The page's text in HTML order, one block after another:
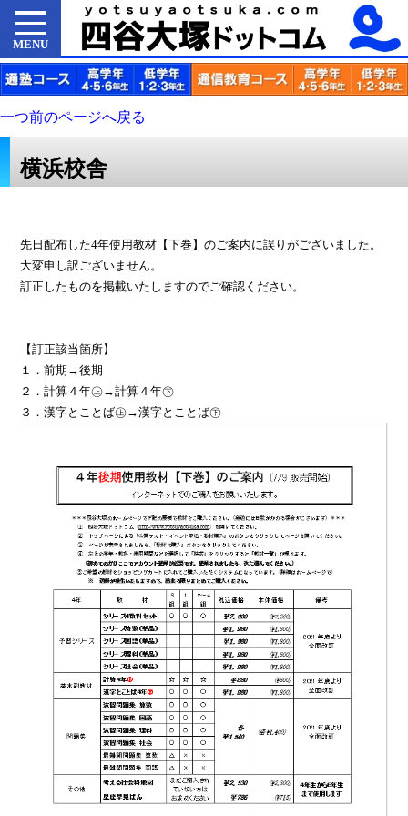
MENU
一つ前のページへ戻る
横浜校舎
先日配布した4年使用教材【下巻】のご案内に誤りがございました。
大変申し訳ございません。
訂正したものを掲載いた しますのでご確認ください。
【訂正該当箇所】
１．前期→後期
２．計算４年㊤→計算４年㊦
３．漢字とことば㊤→漢字とことば㊦